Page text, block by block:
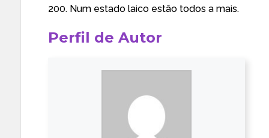
200. Num estado laico estão todos a mais.
Perfil de Autor